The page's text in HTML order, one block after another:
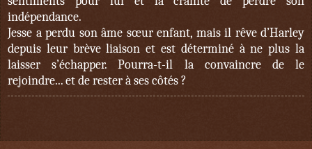
indépendance.
Jesse a perdu son âme sœur enfant, mais il rêve d’Harley
depuis leur brève liaison et est déterminé à ne plus la
laisser s’échapper. Pourra-t-il la convaincre de le
rejoindre... et de rester à ses côtés ?